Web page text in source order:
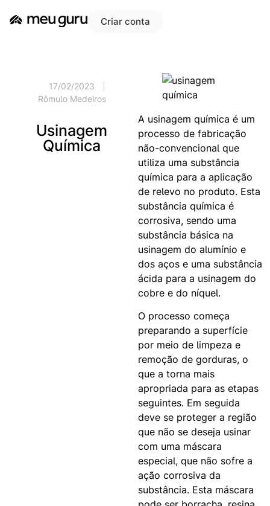
Criar conta
17/02/2023
Rômulo Medeiros
Usinagem
Química
A usinagem química é um
processo de fabricação
não-convencional que
utiliza uma substância
química para a aplicação
de relevo no produto. Esta
substância química é
corrosiva, sendo uma
substância básica na
usinagem do alumínio e
dos aços e uma substância
ácida para a usinagem do
cobre e do níquel.
O processo começa
preparando a superfície
por meio de limpeza e
remoção de gorduras, o
que a torna mais
apropriada para as etapas
seguintes. Em seguida
deve se proteger a região
que não se deseja usinar
com uma máscara
especial, que não sofre a
ação corrosiva da
substância. Esta máscara